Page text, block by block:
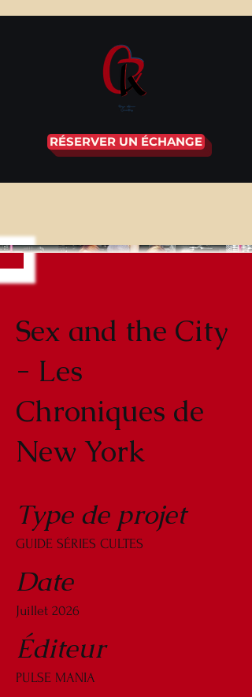
RÉSERVER UN ÉCHANGE
Sex and the City
- Les
Chroniques de
New York
Type de projet
GUIDE SÉRIES CULTES
Date
Juillet 2026
Éditeur
PULSE MANIA